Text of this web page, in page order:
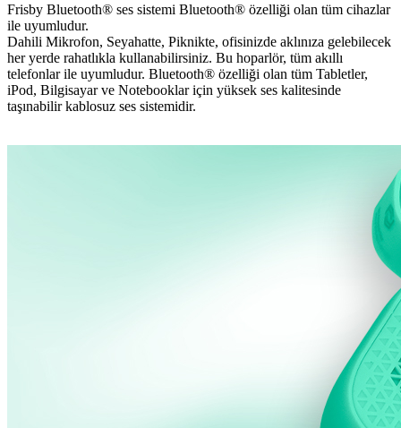
Frisby Bluetooth® ses sistemi Bluetooth® özelliği olan tüm cihazlar
ile uyumludur.
Dahili Mikrofon, Seyahatte, Piknikte, ofisinizde aklınıza gelebilecek
her yerde rahatlıkla kullanabilirsiniz. Bu hoparlör, tüm akıllı
telefonlar ile uyumludur. Bluetooth® özelliği olan tüm Tabletler,
iPod, Bilgisayar ve Notebooklar için yüksek ses kalitesinde
taşınabilir kablosuz ses sistemidir.